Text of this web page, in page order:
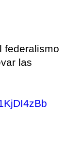
federalismo
las